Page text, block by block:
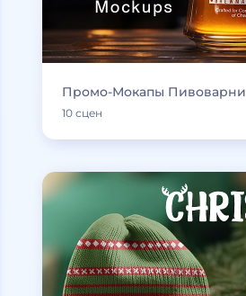
Промо-Мокапы Пивоварни
10 сцен